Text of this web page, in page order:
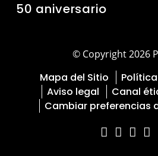
50 aniversario
© Copyright 2026
Mapa del Sitio
Aviso legal
Canal
Cambiar preferencias